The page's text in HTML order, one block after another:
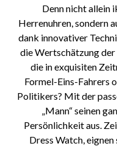
Denn nicht allein
Herrenuhren, sondern
dank innovativer
die Wertschätzung
die in exquisiten
Formel-Eins-Fahrers
Politikers? Mit der
„Mann“ seinen
Persönlichkeit aus.
Dress Watch,